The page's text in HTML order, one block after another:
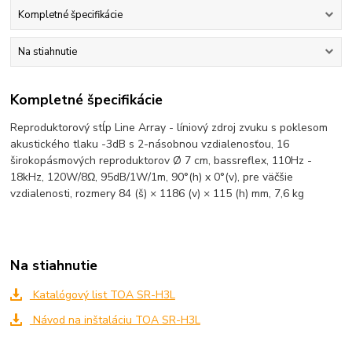
Kompletné špecifikácie
Na stiahnutie
Kompletné špecifikácie
Reproduktorový stĺp Line Array - líniový zdroj zvuku s poklesom
akustického tlaku -3dB s 2-násobnou vzdialenosťou, 16
širokopásmových reproduktorov Ø 7 cm, bassreflex, 110Hz -
18kHz, 120W/8Ω, 95dB/1W/1m, 90°(h) x 0°(v), pre väčšie
vzdialenosti, rozmery 84 (š) × 1186 (v) × 115 (h) mm, 7,6 kg
Na stiahnutie
Katalógový list TOA SR-H3L
Návod na inštaláciu TOA SR-H3L